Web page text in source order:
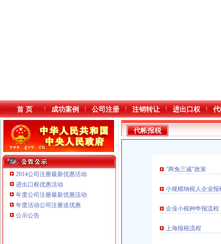
本站导航
首 页 成功案例 公司注册 注销转让 进出口权
2014公司注册最新优惠活动
进出口权优惠活动
年度公司注册最新优惠活动
年度活动公司注册送优惠
公示公告
重庆鸽牌电线电缆有限公司 渝北10010万 (进出口权)
重庆傲志众达投资咨询有限责任公司 渝九1000万 （增资）
代帐报税
“两免三减”政策
小规模纳税人企业报
企业小税种申报流程
上海报税流程